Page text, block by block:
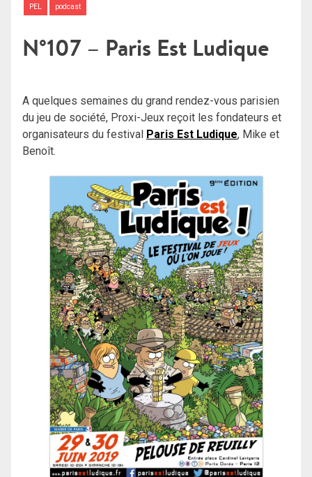
PEL podcast
N°107 – Paris Est Ludique
A quelques semaines du grand rendez-vous parisien
du jeu de société, Proxi-Jeux reçoit les fondateurs et
organisateurs du festival Paris Est Ludique, Mike et
Benoît.